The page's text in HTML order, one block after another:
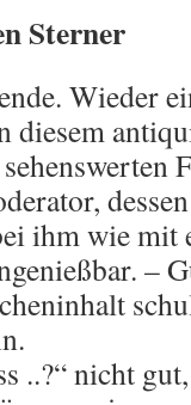
Sterner
Wieder
diesem
ihm wie mit
–
..?“ nicht